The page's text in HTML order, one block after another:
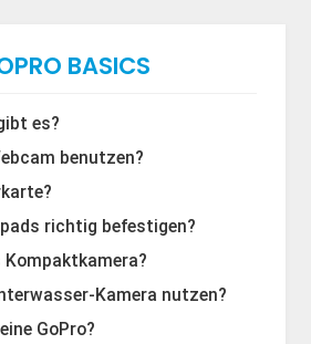
BASICS
es?
benutzen?
richtig befestigen?
Kompaktkamera?
Kamera nutzen?
GoPro?